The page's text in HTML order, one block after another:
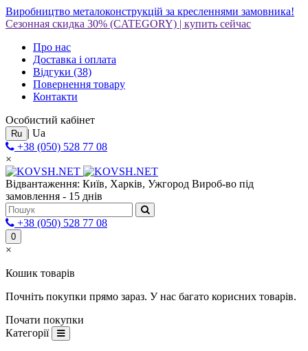
Виробництво металоконструкцій за кресленнями замовника!
Сезонная скидка 30% (CATEGORY) | купить сейчас
Про нас
Доставка і оплата
Відгуки (38)
Повернення товару
Контакти
Особистий кабінет
Ru | Ua
+38 (050) 528 77 08
×
Відвантаження: Київ, Харків, Ужгород Вироб-во під
замовлення - 15 днів
+38 (050) 528 77 08
0
×
Кошик товарів
Почніть покупки прямо зараз. У нас багато корисних товарів.
Почати покупки
Категорії